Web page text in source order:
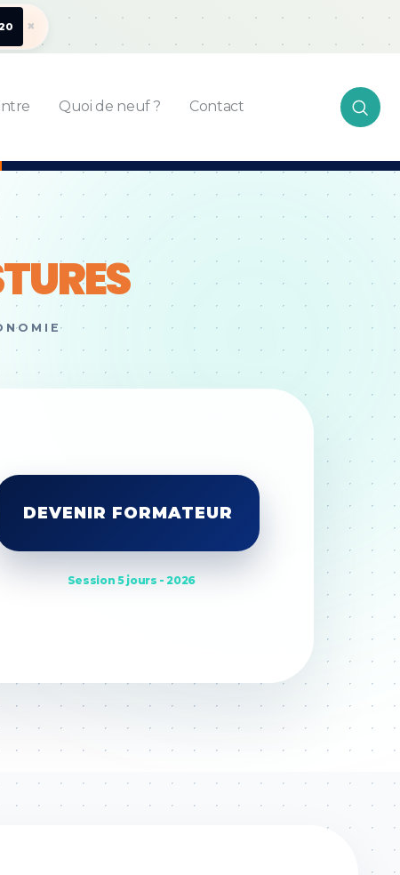
×
Quoi de neuf ? Contact
DEVENIR FORMATEUR
Session 5 jours - 2026